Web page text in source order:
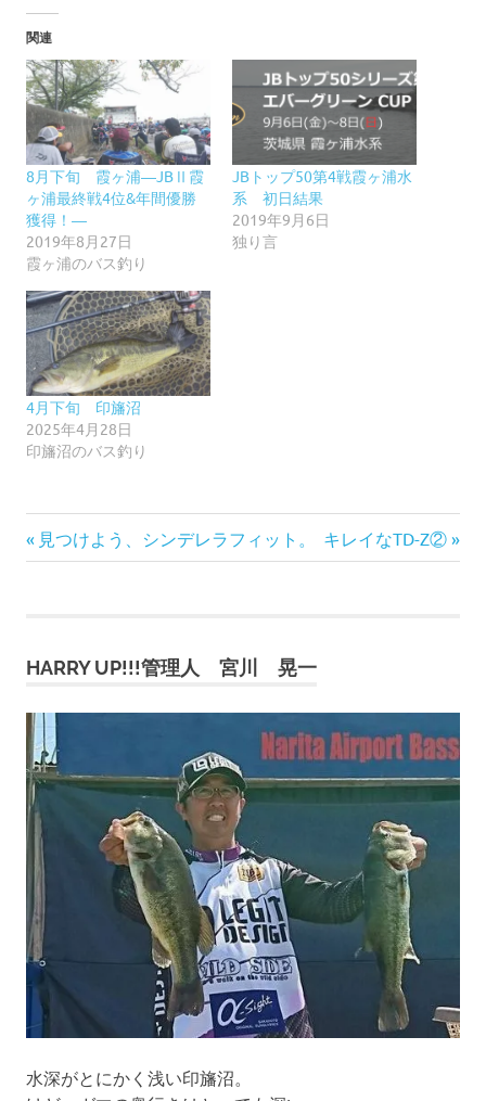
関連
8月下旬 霞ヶ浦―JBⅡ霞
ヶ浦最終戦4位&年間優勝
獲得！―
2019年8月27日
霞ヶ浦のバス釣り
JBトップ50第4戦霞ヶ浦水
系 初日結果
2019年9月6日
独り言
4月下旬 印旛沼
2025年4月28日
印旛沼のバス釣り
投
ビ
ゲ
ー
シ
ョ
ン
前
の
見つけよう、シンデレラフィット。
次
の
キレイなTD-Z②
HARRY UP!!!管理人 宮川 晃一
水深がとにかく浅い印旛沼。